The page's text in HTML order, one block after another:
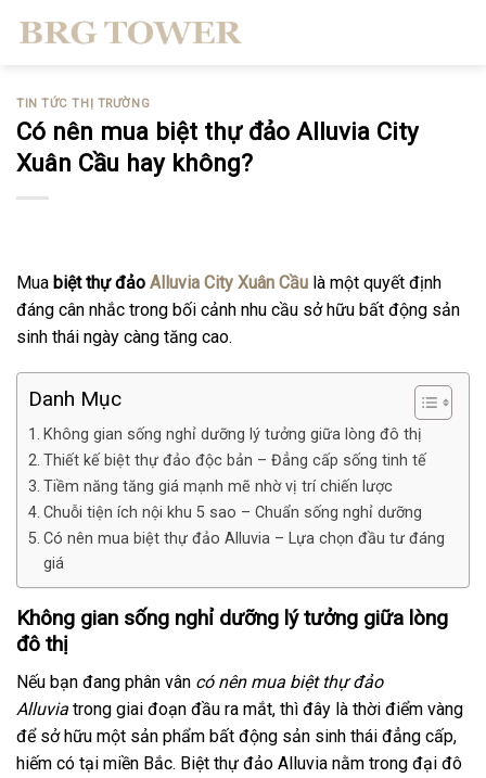
TIN TỨC THỊ TRƯỜNG
Có nên mua biệt thự đảo Alluvia City
Xuân Cầu hay không?
Mua biệt thự đảo Alluvia City Xuân Cầu là một quyết định
đáng cân nhắc trong bối cảnh nhu cầu sở hữu bất động sản
sinh thái ngày càng tăng cao.
Danh Mục
Không gian sống nghỉ dưỡng lý tưởng giữa lòng đô thị
Thiết kế biệt thự đảo độc bản – Đẳng cấp sống tinh tế
Tiềm năng tăng giá mạnh mẽ nhờ vị trí chiến lược
Chuỗi tiện ích nội khu 5 sao – Chuẩn sống nghỉ dưỡng
Có nên mua biệt thự đảo Alluvia – Lựa chọn đầu tư đáng
giá
Không gian sống nghỉ dưỡng lý tưởng giữa lòng
đô thị
Nếu bạn đang phân vân có nên mua biệt thự đảo
Alluvia trong giai đoạn đầu ra mắt, thì đây là thời điểm vàng
để sở hữu một sản phẩm bất động sản sinh thái đẳng cấp,
hiếm có tại miền Bắc. Biệt thự đảo Alluvia nằm trong đại đô